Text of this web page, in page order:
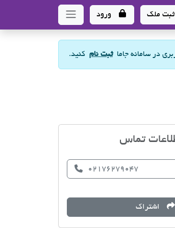
ثبت ملک ورود
در سامانه جاماثبت نام کنید.
تماس
02176279047
اشتراک